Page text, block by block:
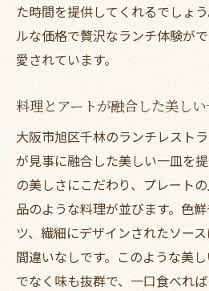
た時間を提供してくれるでしょ
ルな価格で贅沢なランチ体験が
愛されています。
料理とアートが融合した美し
大阪市旭区千林のランチレスト
が見事に融合した美しい一皿を
の美しさにこだわり、プレート
品のような料理が並びます。色
ツ、繊細にデザインされたソー
間違いなしです。このような美
でなく味も抜群で、一口食べれ